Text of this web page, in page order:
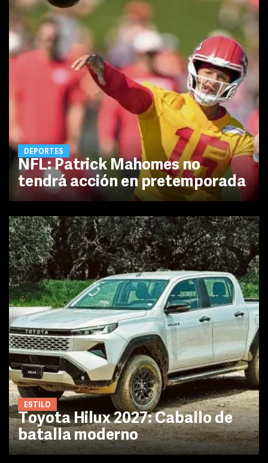
DEPORTES
NFL: Patrick Mahomes no
tendrá acción en pretemporada
ESTILO
Toyota Hilux 2027: Caballo de
batalla moderno